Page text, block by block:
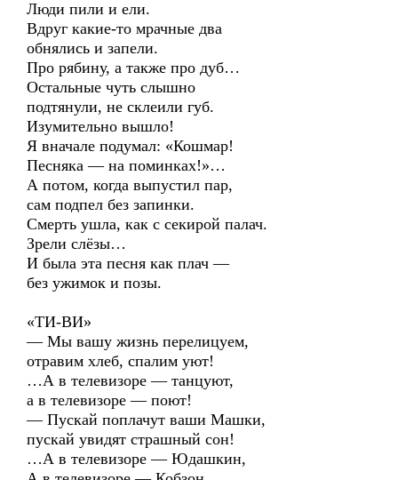
Люди пили и ели.
Вдруг какие-то мрачные два
обнялись и запели.
Про рябину, а также про дуб…
Остальные чуть слышно
подтянули, не склеили губ.
Изумительно вышло!
Я вначале подумал: «Кошмар!
Песняка — на поминках!»…
А потом, когда выпустил пар,
сам подпел без запинки.
Смерть ушла, как с секирой палач.
Зрели слёзы…
И была эта песня как плач —
без ужимок и позы.
«ТИ-ВИ»
— Мы вашу жизнь перелицуем,
отравим хлеб, спалим уют!
…А в телевизоре — танцуют,
а в телевизоре — поют!
— Пускай поплачут ваши Машки,
пускай увидят страшный сон!
…А в телевизоре — Юдашкин,